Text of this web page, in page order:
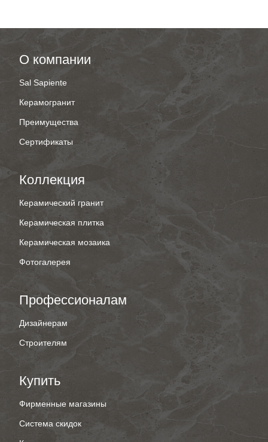
О компании
Sal Sapiente
Керамогранит
Преимущества
Сертификаты
Коллекция
Керамический гранит
Керамическая плитка
Керамическая мозаика
Фотогалерея
Профессионалам
Дизайнерам
Строителям
Купить
Фирменные магазины
Система скидок